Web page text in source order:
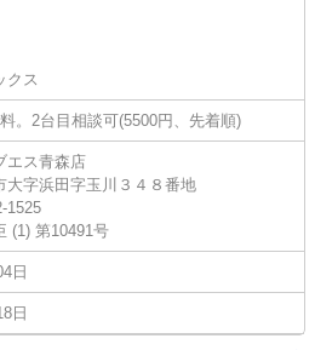
クス
。2台目相談可(5500円、先着順)
エス青森店
大字浜田字玉川３４８番地
1525
(1) 第10491号
日
日